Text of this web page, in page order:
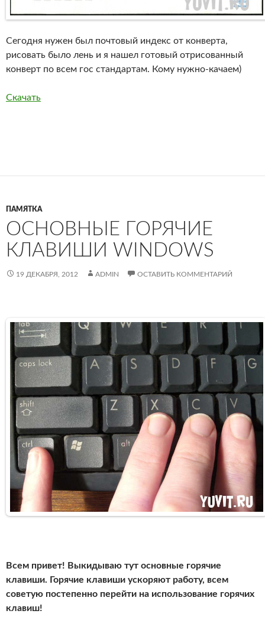
Сегодня нужен был почтовый индекс от конверта,
рисовать было лень и я нашел готовый отрисованный
конверт по всем гос стандартам. Кому нужно-качаем)
Скачать
ПАМЯТКА
ОСНОВНЫЕ ГОРЯЧИЕ
КЛАВИШИ WINDOWS
19 ДЕКАБРЯ, 2012 ADMIN ОСТАВИТЬ КОММЕНТАРИЙ
Всем привет! Выкидываю тут основные горячие
клавиши. Горячие клавиши ускоряют работу, всем
советую постепенно перейти на использование горячих
клавиш!